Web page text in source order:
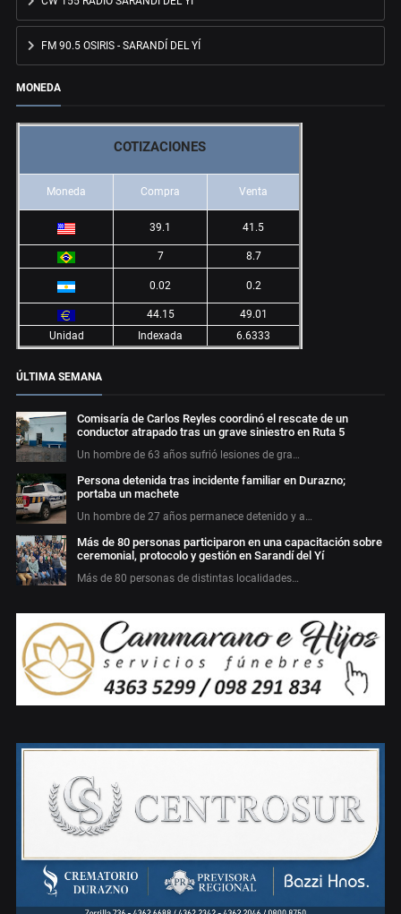
FM 90.5 OSIRIS - SARANDÍ DEL YÍ
MONEDA
COTIZACIONES
Moneda Compra Venta
39.1 41.5
7 8.7
0.02 0.2
44.15
49.01
Unidad
Indexada 6.6333
ÚLTIMA SEMANA
Comisaría de Carlos Reyles coordinó el rescate de un
conductor atrapado tras un grave siniestro en Ruta 5
Un hombre de 63 años sufrió lesiones de gra…
Persona detenida tras incidente familiar en Durazno;
portaba un machete
Un hombre de 27 años permanece detenido y a…
Más de 80 personas participaron en una capacitación sobre
ceremonial, protocolo y gestión en Sarandí del Yí
Más de 80 personas de distintas localidades…